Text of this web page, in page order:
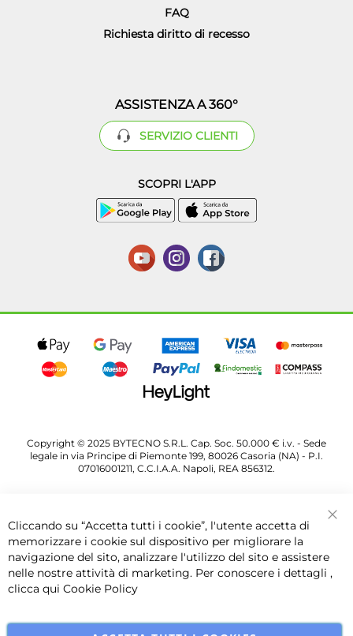
FAQ
Richiesta diritto di recesso
ASSISTENZA A 360°
SERVIZIO CLIENTI
SCOPRI L'APP
Copyright © 2025 BYTECNO S.R.L. Cap. Soc. 50.000 € i.v. - Sede
legale in via Principe di Piemonte 199, 80026 Casoria (NA) - P.I.
07016001211, C.C.I.A.A. Napoli, REA 856312.
Cliccando su “Accetta tutti i cookie”, l'utente accetta di
memorizzare i cookie sul dispositivo per migliorare la
navigazione del sito, analizzare l'utilizzo del sito e assistere
nelle nostre attività di marketing. Per conoscere i dettagli ,
clicca qui Cookie Policy